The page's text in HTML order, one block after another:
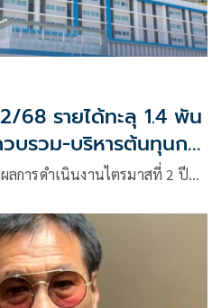
68 รายได้ทะลุ 1.4 พัน
บรวม-บริหารต้นทุนการ
การดำเนินงานไตรมาสที่ 2 ปี…